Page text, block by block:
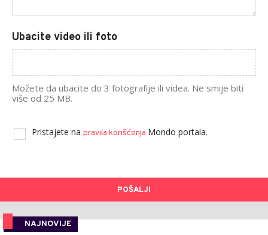
Ubacite video ili foto
Možete da ubacite do 3 fotografije ili videa. Ne smije biti
više od 25 MB.
Pristajete na pravila korišćenja Mondo portala.
POŠALJI
NAJNOVIJE